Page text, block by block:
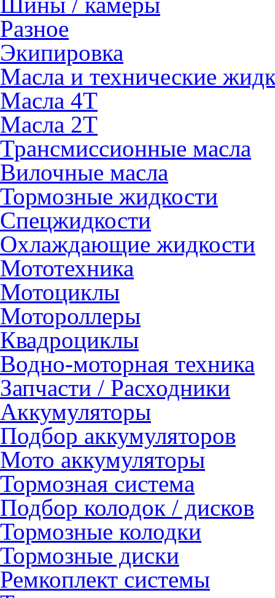
Разное
Экипировка
Масла и технические
Масла 4Т
Масла 2Т
Трансмиссионные масла
Вилочные масла
Тормозные жидкости
Спецжидкости
Охлаждающие жидкости
Мототехника
Мотоциклы
Мотороллеры
Квадроциклы
Водно-моторная техника
Запчасти / Расходники
Аккумуляторы
Подбор аккумуляторов
Мото аккумуляторы
Тормозная система
Подбор колодок / дисков
Тормозные колодки
Тормозные диски
Ремкоплект системы